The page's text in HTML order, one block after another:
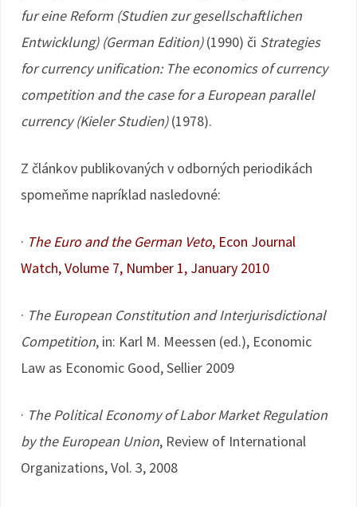
fur eine Reform (Studien zur gesellschaftlichen
Entwicklung) (German Edition)(1990) či Strategies
for currency unification: The economics of currency
competition and the case for a European parallel
currency (Kieler Studien)(1978).
Z článkov publikovaných v odborných periodikách
spomeňme napríklad nasledovné:
· The Euro and the German Veto, Econ Journal
Watch, Volume 7, Number 1, January 2010
· The European Constitution and Interjurisdictional
Competition, in: Karl M. Meessen (ed.), Economic
Law as Economic Good, Sellier 2009
· The Political Economy of Labor Market Regulation
by the European Union, Review of International
Organizations, Vol. 3, 2008